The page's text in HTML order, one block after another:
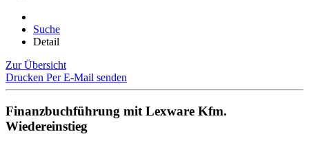
Suche
Detail
Zur Übersicht
Drucken Per E-Mail senden
Finanzbuchführung mit Lexware Kfm.
Wiedereinstieg